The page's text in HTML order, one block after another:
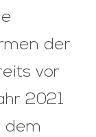
der
vor
2021
dem